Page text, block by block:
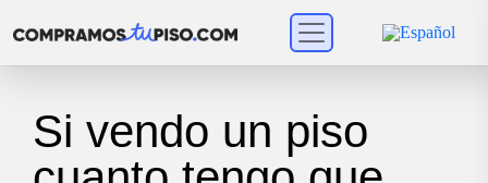
Si vendo un piso